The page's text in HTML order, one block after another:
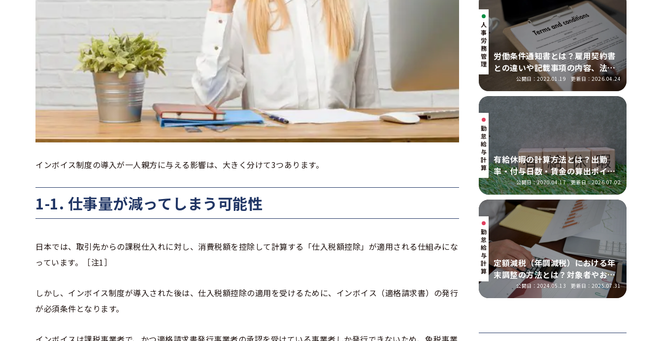
インボイス制度の導入が一人親方に与える影響は、大きく分けて3つあります。
1-1. 仕事量が減ってしまう可能性
日本では、取引先からの課税仕入れに対し、消費税額を控除して計算する「仕入税額控除」が適用される仕組みにな
っています。［注1］
しかし、インボイス制度が導入された後は、仕入税額控除の適用を受けるために、インボイス（適格請求書）の発行
が必須条件となります。
人
事・
労
務
管
理
労働条件通知書とは？雇用契約書
との違いや記載事項の内容、法改
正の明示ルールを解説
公開日：2022.01.19 更新日：2026.04.24
勤
怠・
給
与
計
算
有給休暇の計算方法とは？出勤
率・付与日数・賃金の算出ポイン
トを実務に即して解説
公開日：2020.04.17 更新日：2026.07.02
勤
怠・
給
与
計
算
定額減税（年調減税）における年
末調整の方法とは？対象者やおこ
なう手順を解説
公開日：2024.05.13 更新日：2025.07.31